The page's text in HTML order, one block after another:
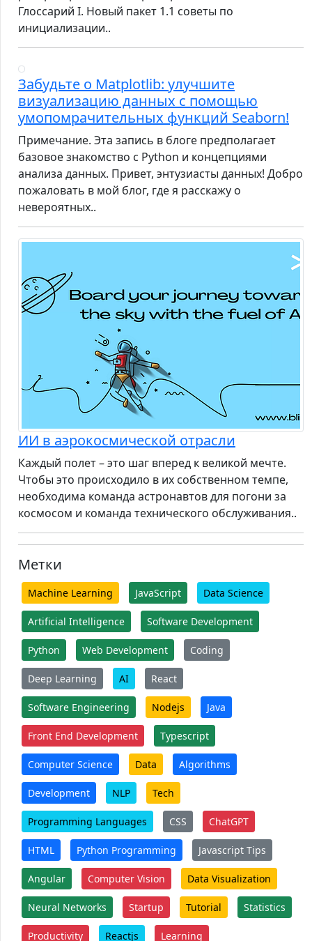
Глоссарий I. Новый пакет 1.1 советы по
инициализации..
Забудьте о Matplotlib: улучшите
визуализацию данных с помощью
умопомрачительных функций Seaborn!
Примечание. Эта запись в блоге предполагает
базовое знакомство с Python и концепциями
анализа данных. Привет, энтузиасты данных! Добро
пожаловать в мой блог, где я расскажу о
невероятных..
ИИ в аэрокосмической отрасли
Каждый полет – это шаг вперед к великой мечте.
Чтобы это происходило в их собственном темпе,
необходима команда астронавтов для погони за
космосом и команда технического обслуживания..
Метки
Machine Learning JavaScript Data Science
Artificial Intelligence Software Development
Python Web Development Coding
Deep Learning AI React
Software Engineering Nodejs Java
Front End Development Typescript
Computer Science Data Algorithms
Development NLP Tech
Programming Languages CSS ChatGPT
HTML Python Programming Javascript Tips
Angular Computer Vision Data Visualization
Neural Networks Startup Tutorial Statistics
Productivity Reactjs Learning